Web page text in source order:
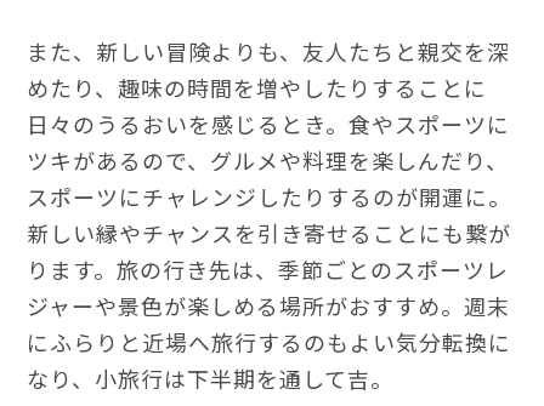
また、新しい冒険よりも、友人たちと親交を深
めたり、趣味の時間を増やしたりすることに
日々のうるおいを感じるとき。食やスポーツに
ツキがあるので、グルメや料理を楽しんだり、
スポーツにチャレンジしたりするのが開運に。
新しい縁やチャンスを引き寄せることにも繋が
ります。旅の行き先は、季節ごとのスポーツレ
ジャーや景色が楽しめる場所がおすすめ。週末
にふらりと近場へ旅行するのもよい気分転換に
なり、小旅行は下半期を通して吉。